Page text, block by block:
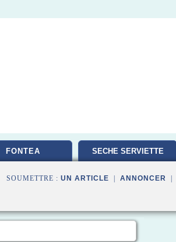
FONTEA SECHE SERVIETTE
SOUMETTRE : UN ARTICLE ANNONCER